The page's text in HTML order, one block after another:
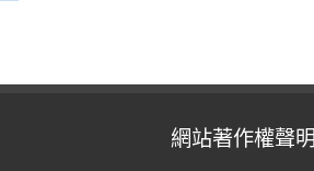
網站著作權聲明